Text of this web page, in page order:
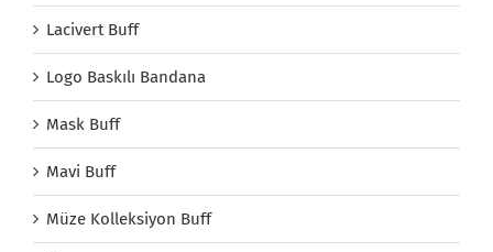
Lacivert Buff
Logo Baskılı Bandana
Mask Buff
Mavi Buff
Müze Kolleksiyon Buff